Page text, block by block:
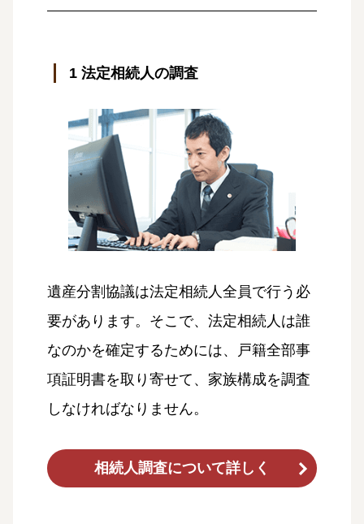
1 法定相続人の調査
遺産分割協議は法定相続人全員で行う必
要があります。そこで、法定相続人は誰
なのかを確定するためには、戸籍全部事
項証明書を取り寄せて、家族構成を調査
しなければなりません。
相続人調査について詳しく